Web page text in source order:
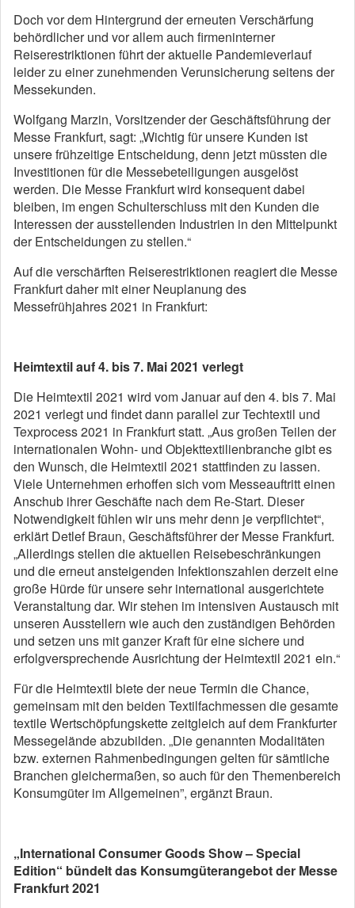
Doch vor dem Hintergrund der erneuten Verschärfung
behördlicher und vor allem auch firmeninterner
Reiserestriktionen führt der aktuelle Pandemieverlauf
leider zu einer zunehmenden Verunsicherung seitens der
Messekunden.
Wolfgang Marzin, Vorsitzender der Geschäftsführung der
Messe Frankfurt, sagt: „Wichtig für unsere Kunden ist
unsere frühzeitige Entscheidung, denn jetzt müssten die
Investitionen für die Messebeteiligungen ausgelöst
werden. Die Messe Frankfurt wird konsequent dabei
bleiben, im engen Schulterschluss mit den Kunden die
Interessen der ausstellenden Industrien in den Mittelpunkt
der Entscheidungen zu stellen.“
Auf die verschärften Reiserestriktionen reagiert die Messe
Frankfurt daher mit einer Neuplanung des
Messefrühjahres 2021 in Frankfurt:
Heimtextil auf 4. bis 7. Mai 2021 verlegt
Die Heimtextil 2021 wird vom Januar auf den 4. bis 7. Mai
2021 verlegt und findet dann parallel zur Techtextil und
Texprocess 2021 in Frankfurt statt. „Aus großen Teilen der
internationalen Wohn- und Objekttextilienbranche gibt es
den Wunsch, die Heimtextil 2021 stattfinden zu lassen.
Viele Unternehmen erhoffen sich vom Messeauftritt einen
Anschub ihrer Geschäfte nach dem Re-Start. Dieser
Notwendigkeit fühlen wir uns mehr denn je verpflichtet“,
erklärt Detlef Braun, Geschäftsführer der Messe Frankfurt.
„Allerdings stellen die aktuellen Reisebeschränkungen
und die erneut ansteigenden Infektionszahlen derzeit eine
große Hürde für unsere sehr international ausgerichtete
Veranstaltung dar. Wir stehen im intensiven Austausch mit
unseren Ausstellern wie auch den zuständigen Behörden
und setzen uns mit ganzer Kraft für eine sichere und
erfolgversprechende Ausrichtung der Heimtextil 2021 ein.“
Für die Heimtextil biete der neue Termin die Chance,
gemeinsam mit den beiden Textilfachmessen die gesamte
textile Wertschöpfungskette zeitgleich auf dem Frankfurter
Messegelände abzubilden. „Die genannten Modalitäten
bzw. externen Rahmenbedingungen gelten für sämtliche
Branchen gleichermaßen, so auch für den Themenbereich
Konsumgüter im Allgemeinen”, ergänzt Braun.
„International Consumer Goods Show – Special
Edition“ bündelt das Konsumgüterangebot der Messe
Frankfurt 2021